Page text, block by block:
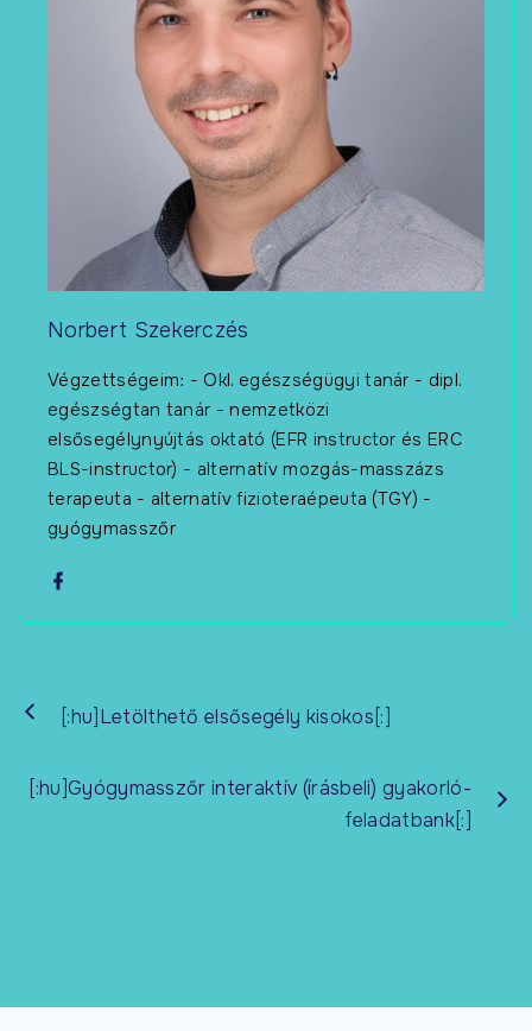
Norbert Szekerczés
Végzettségeim: - Okl. egészségügyi tanár - dipl.
egészségtan tanár - nemzetközi
elsősegélynyújtás oktató (EFR instructor és ERC
BLS-instructor) - alternatív mozgás-masszázs
terapeuta - alternatív fizioteraépeuta (TGY) -
gyógymasszőr
[:hu]Letölthető elsősegély kisokos[:]
[:hu]Gyógymasszőr interaktív (írásbeli) gyakorló-
feladatbank[:]